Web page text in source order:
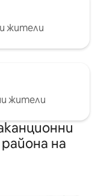
жители
жители
на